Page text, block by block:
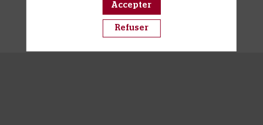
Accepter
Refuser